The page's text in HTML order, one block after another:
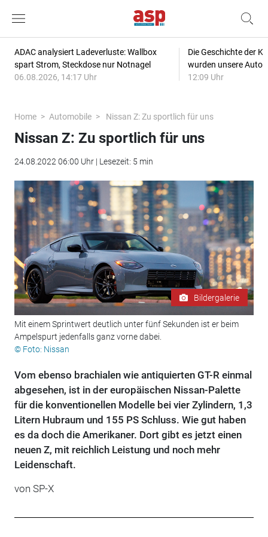
ADAC analysiert Ladeverluste: Wallbox
spart Strom, Steckdose nur Notnagel
06.08.2026, 14:17 Uhr
Die Geschichte der
wurden unsere
12:09 Uhr
Home Automobile Nissan Z: Zu sportlich für uns
Nissan Z: Zu sportlich für uns
24.08.2022 06:00 Uhr | Lesezeit: 5 min
Bildergalerie
Mit einem Sprintwert deutlich unter fünf Sekunden ist er beim
Ampelspurt jedenfalls ganz vorne dabei.
© Foto: Nissan
Vom ebenso brachialen wie antiquierten GT-R einmal
abgesehen, ist in der europäischen Nissan-Palette
für die konventionellen Modelle bei vier Zylindern, 1,3
Litern Hubraum und 155 PS Schluss. Wie gut haben
es da doch die Amerikaner. Dort gibt es jetzt einen
neuen Z, mit reichlich Leistung und noch mehr
Leidenschaft.
von SP-X